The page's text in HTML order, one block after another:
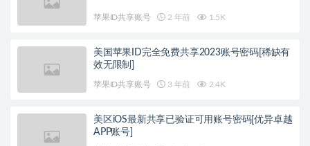
苹果ID共享账号 2 年前 1.5K
美国苹果ID完全免费共享2023账号密码[稀缺有
效无限制]
苹果ID共享账号 3 年前 2.4K
美区iOS最新共享已验证可用账号密码[优异卓越
APP账号]